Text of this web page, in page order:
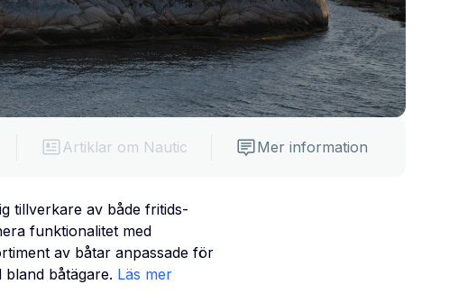
Artiklar om Nautic Mer information
tillverkare av både fritids-
funktionalitet med
av båtar anpassade för
båtägare. Läs mer